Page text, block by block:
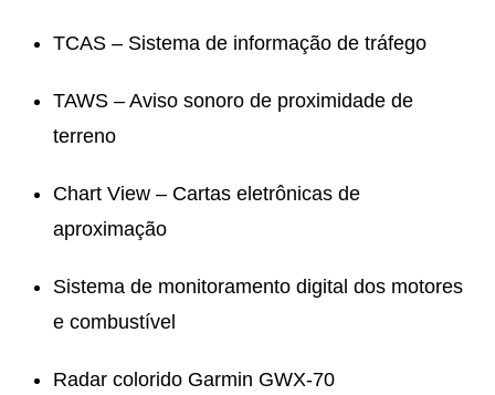
TCAS – Sistema de informação de tráfego
TAWS – Aviso sonoro de proximidade de
terreno
Chart View – Cartas eletrônicas de
aproximação
Sistema de monitoramento digital dos motores
e combustível
Radar colorido Garmin GWX-70